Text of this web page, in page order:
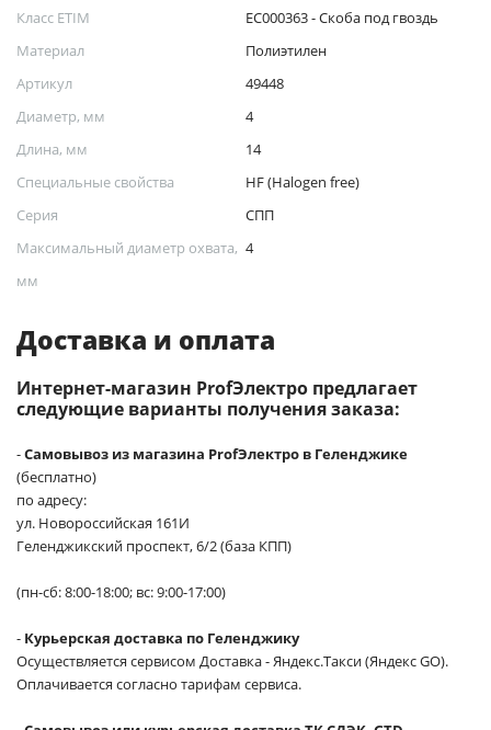
Класс ETIM
EC000363 - Скоба под гвоздь
Материал
Полиэтилен
Артикул
49448
Диаметр, мм
4
Длина, мм
14
Специальные свойства
HF (Halogen free)
Серия
СПП
Максимальный диаметр охвата,
мм
4
Доставка и оплата
Интернет-магазин ProfЭлектро предлагает
следующие варианты получения заказа:
-Самовывоз из магазина ProfЭлектро в Геленджике
(бесплатно)
по адресу:
ул. Новороссийская 161И
Геленджикский проспект, 6/2 (база КПП)
(пн-сб: 8:00-18:00; вс: 9:00-17:00)
- Курьерская доставка по Геленджику
Осуществляется сервисом Доставка - Яндекс.Такси (Яндекс GO).
Оплачивается согласно тарифам сервиса.